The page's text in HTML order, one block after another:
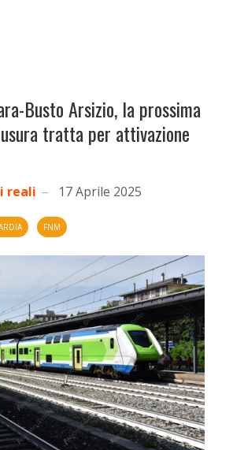
Busto Arsizio, la prossima
tratta per attivazione
reali 17 Aprile 2025
FNM